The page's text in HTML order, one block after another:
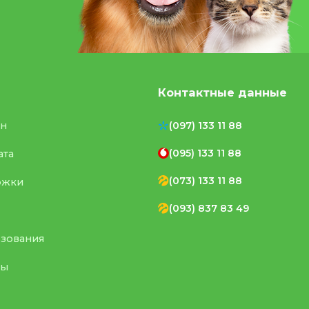
Контактные данные
(097) 133 11 88
(095) 133 11 88
(073) 133 11 88
(093) 837 83 49